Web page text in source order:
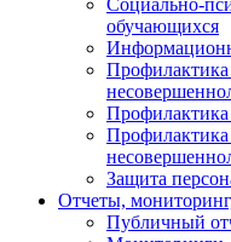
Социально-
обучающихся
Профилактика
Профилактика
Защита
Отчеты,
Публичный